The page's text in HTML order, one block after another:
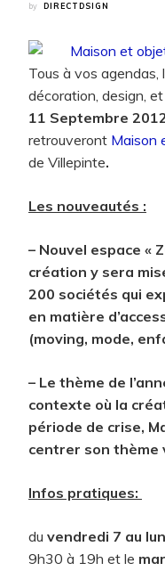
by DIRECTDSIGN
Tous à vos agendas,
décoration, design,
11 Septembre
retrouveront Maison
de Villepinte.
Les nouveautés :
– Nouvel espace «
création y sera
200 sociétés qui
en matière
(moving, mode,
– Le thème de
contexte où la
période de crise,
centrer son thème
Infos pratiques:
du vendredi 7 au
9h30 à 19h et le